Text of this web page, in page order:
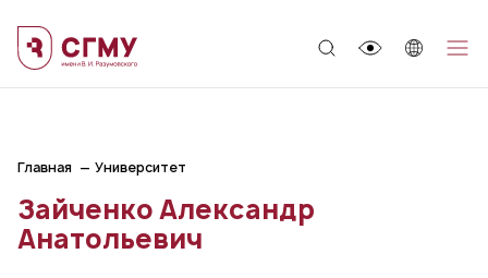
Главная Университет
Зайченко Александр
Анатольевич